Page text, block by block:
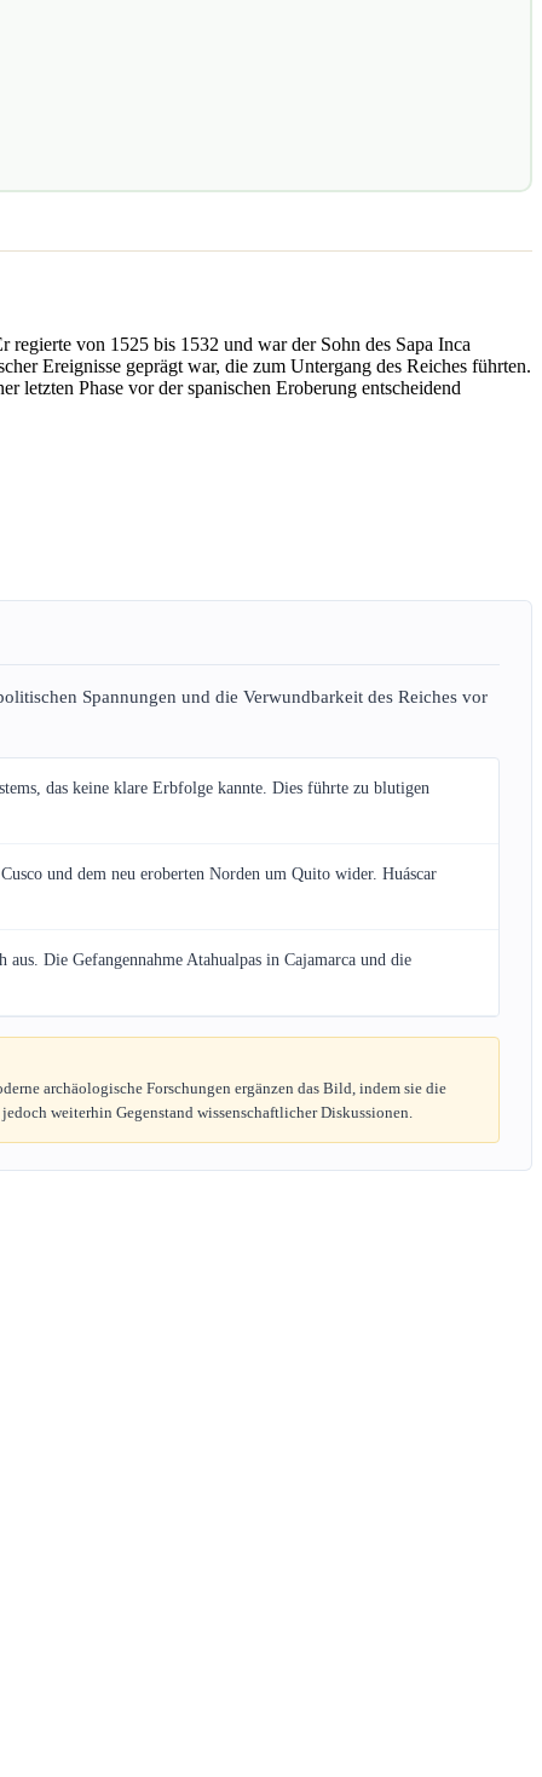
von 1525 bis 1532 und war der Sohn des Sapa Inca
Ereignisse geprägt war, die zum Untergang des Reiches führten.
letzten Phase vor der spanischen Eroberung entscheidend
Spannungen und die Verwundbarkeit des Reiches vor
das keine klare Erbfolge kannte. Dies führte zu blutigen
und dem neu eroberten Norden um Quito wider. Huáscar
Die Gefangennahme Atahualpas in Cajamarca und die
archäologische Forschungen ergänzen das Bild, indem sie die
weiterhin Gegenstand wissenschaftlicher Diskussionen.